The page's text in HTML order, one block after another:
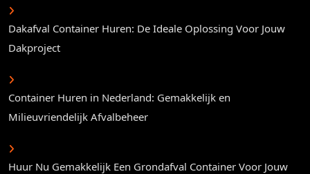
Dakafval Container Huren: De Ideale Oplossing Voor Jouw
Dakproject
Container Huren in Nederland: Gemakkelijk en
Milieuvriendelijk Afvalbeheer
Huur Nu Gemakkelijk Een Grondafval Container Voor Jouw